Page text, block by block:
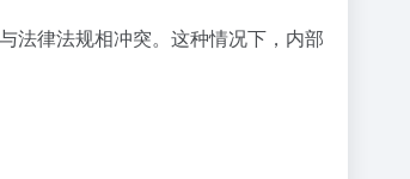
法律法规相冲突。这种情况下，内部